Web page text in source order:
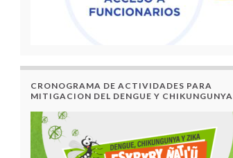
CRONOGRAMA DE ACTIVIDADES PARA
MITIGACION DEL DENGUE Y CHIKUNGUNYA